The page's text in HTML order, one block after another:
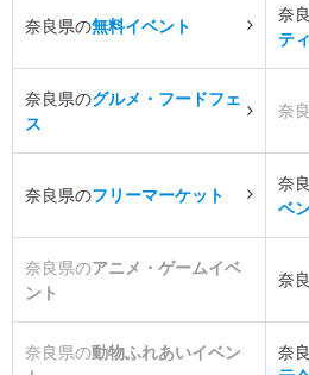
奈良県の無料イベント
奈
テ
奈良県のグルメ・フードフェ
ス
奈
奈良県のフリーマーケット
奈
ベ
奈良県のアニメ・ゲームイベ
ント
奈
奈良県の動物ふれあいイベン
奈